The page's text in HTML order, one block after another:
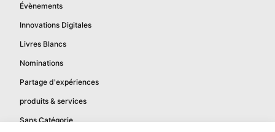
Évènements
Innovations Digitales
Livres Blancs
Nominations
Partage d'expériences
produits & services
Sans Catégorie